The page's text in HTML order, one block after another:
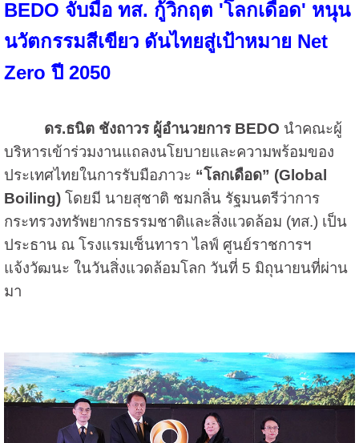
BEDO จับมือ ทส. กู้วิกฤต 'โลกเดือด' หนุน
นวัตกรรมสีเขียว ดันไทยสู่เป้าหมาย Net
Zero ปี 2050
ดร.ธนิต ชังถาวร ผู้อำนวยการ BEDO นำคณะผู้
บริหารเข้าร่วมงานแถลงนโยบายและความพร้อมของ
ประเทศไทยในการรับมือภาวะ “โลกเดือด” (Global
Boiling)โดยมี นายสุชาติ ชมกลิ่น รัฐมนตรีว่าการ
กระทรวงทรัพยากรธรรมชาติและสิ่งแวดล้อม (ทส.) เป็น
ประธาน ณ โรงแรมเซ็นทารา ไลฟ์ ศูนย์ราชการฯ
แจ้งวัฒนะ ในวันสิ่งแวดล้อมโลก วันที่ 5 มิถุนายนที่ผ่าน
มา